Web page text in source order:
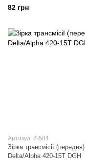
82 грн
Артикул: Z-584
Зірка трансмісії (передня)
Delta/Alpha 420-15T DGH